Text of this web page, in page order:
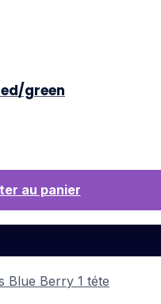
green
au panier